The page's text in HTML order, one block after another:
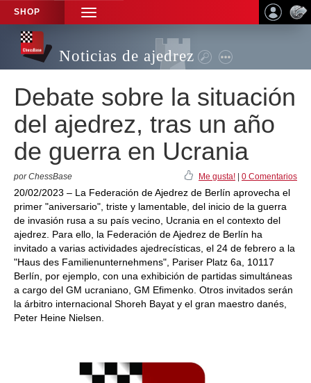
SHOP
TOGGLE
NAVIGATION
Noticias de ajedrez
Debate sobre la situación
del ajedrez, tras un año
de guerra en Ucrania
por ChessBase Me gusta! 0 Comentarios
20/02/2023 – La Federación de Ajedrez de Berlín aprovecha el
primer "aniversario", triste y lamentable, del inicio de la guerra
de invasión rusa a su país vecino, Ucrania en el contexto del
ajedrez. Para ello, la Federación de Ajedrez de Berlín ha
invitado a varias actividades ajedrecísticas, el 24 de febrero a la
"Haus des Familienunternehmens", Pariser Platz 6a, 10117
Berlín, por ejemplo, con una exhibición de partidas simultáneas
a cargo del GM ucraniano, GM Efimenko. Otros invitados serán
la árbitro internacional Shoreh Bayat y el gran maestro danés,
Peter Heine Nielsen.